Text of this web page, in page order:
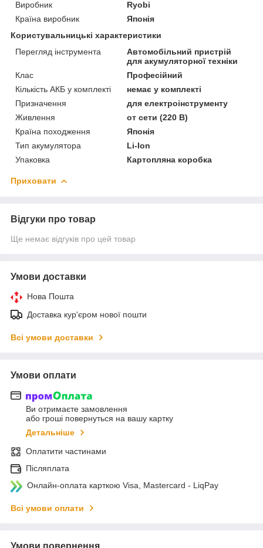
Виробник
Ryobi
Країна виробник
Японія
Користувальницькі характеристики
Перегляд інструмента
Автомобільний пристрій
для акумуляторної техніки
Клас
Професійний
Кількість АКБ у комплекті
немає у комплекті
Призначення
для електроінструменту
Живлення
от сети (220 В)
Країна походження
Японія
Тип акумулятора
Li-Ion
Упаковка
Картопляна коробка
Приховати
Відгуки про товар
Ще немає відгуків про цей товар
Умови доставки
Нова Пошта
Доставка кур'єром нової пошти
Всі умови доставки
Умови оплати
Ви отримаєте замовлення
або гроші повернуться на вашу картку
Детальніше
Оплатити частинами
Післяплата
Онлайн-оплата карткою Visa, Mastercard - LiqPay
Всі умови оплати